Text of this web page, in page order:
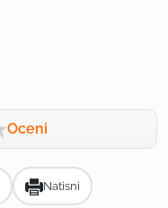
Oceni
Natisni